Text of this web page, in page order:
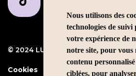
Nous utilisons des
technologies de
votre expérience de
notre site, pour
contenu
ciblées, pour
© 2024 LUMP Media Mentions
Cookies